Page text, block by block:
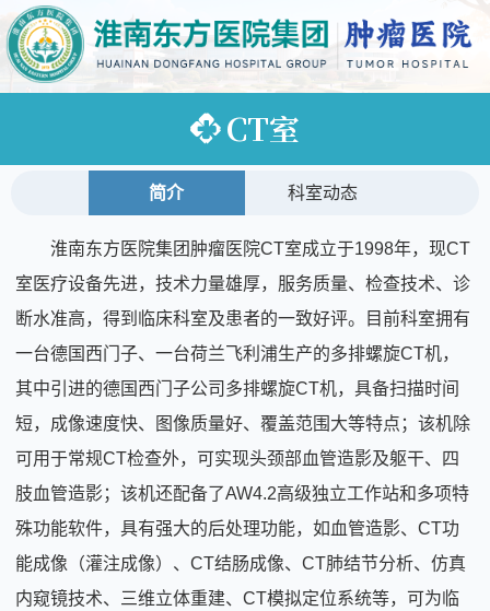
CT室
简介 科室动态
淮南东方医院集团肿瘤医院CT室成立于1998年，现CT
室医疗设备先进，技术力量雄厚，服务质量、检查技术、诊
断水准高，得到临床科室及患者的一致好评。目前科室拥有
一台德国西门子、一台荷兰飞利浦生产的多排螺旋CT机，
其中引进的德国西门子公司多排螺旋CT机，具备扫描时间
短，成像速度快、图像质量好、覆盖范围大等特点；该机除
可用于常规CT检查外，可实现头颈部血管造影及躯干、四
肢血管造影；该机还配备了AW4.2高级独立工作站和多项特
殊功能软件，具有强大的后处理功能，如血管造影、CT功
能成像（灌注成像）、CT结肠成像、CT肺结节分析、仿真
内窥镜技术、三维立体重建、CT模拟定位系统等，可为临